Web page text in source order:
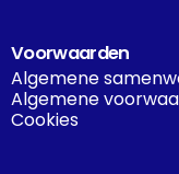
Voorwaarden
Algemene
Algemene
Cookies